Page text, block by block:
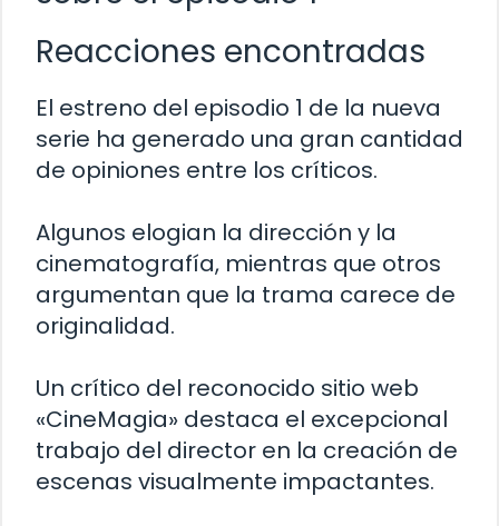
Reacciones encontradas
El estreno del episodio 1 de la nueva
serie ha generado una gran cantidad
de opiniones entre los críticos.
Algunos elogian la dirección y la
cinematografía, mientras que otros
argumentan que la trama carece de
originalidad.
Un crítico del reconocido sitio web
«CineMagia» destaca el excepcional
trabajo del director en la creación de
escenas visualmente impactantes.